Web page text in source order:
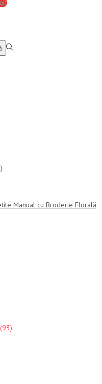
Manual cu Broderie Florală
(93)